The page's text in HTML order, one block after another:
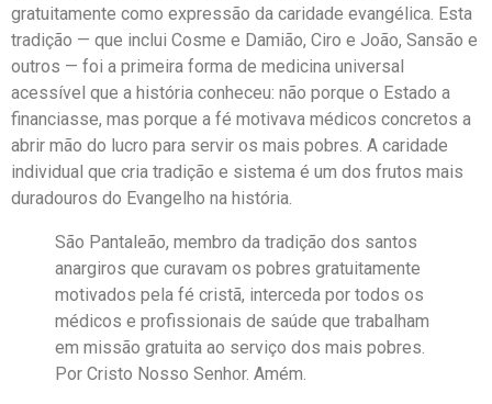
gratuitamente como expressão da caridade evangélica. Esta
tradição — que inclui Cosme e Damião, Ciro e João, Sansão e
outros — foi a primeira forma de medicina universal
acessível que a história conheceu: não porque o Estado a
financiasse, mas porque a fé motivava médicos concretos a
abrir mão do lucro para servir os mais pobres. A caridade
individual que cria tradição e sistema é um dos frutos mais
duradouros do Evangelho na história.
São Pantaleão, membro da tradição dos santos
anargiros que curavam os pobres gratuitamente
motivados pela fé cristã, interceda por todos os
médicos e profissionais de saúde que trabalham
em missão gratuita ao serviço dos mais pobres.
Por Cristo Nosso Senhor. Amém.